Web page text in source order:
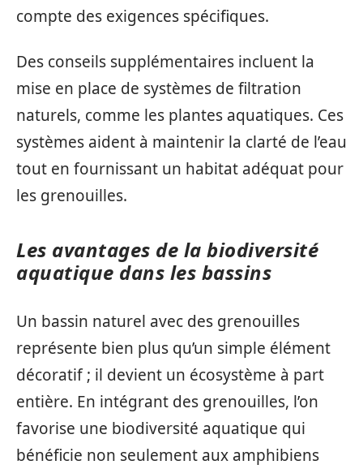
compte des exigences spécifiques.
Des conseils supplémentaires incluent la
mise en place de systèmes de filtration
naturels, comme les plantes aquatiques. Ces
systèmes aident à maintenir la clarté de l’eau
tout en fournissant un habitat adéquat pour
les grenouilles.
Les avantages de la biodiversité
aquatique dans les bassins
Un bassin naturel avec des grenouilles
représente bien plus qu’un simple élément
décoratif ; il devient un écosystème à part
entière. En intégrant des grenouilles, l’on
favorise une biodiversité aquatique qui
bénéficie non seulement aux amphibiens